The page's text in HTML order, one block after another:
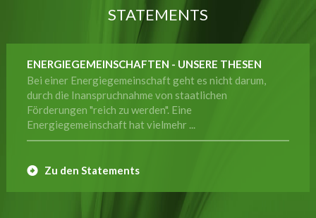
STATEMENTS
ENERGIEGEMEINSCHAFTEN - UNSERE THESEN
Bei einer Energiegemeinschaft geht es nicht darum,
durch die Inanspruchnahme von staatlichen
Förderungen "reich zu werden". Eine
Energiegemeinschaft hat vielmehr ...
Zu den Statements